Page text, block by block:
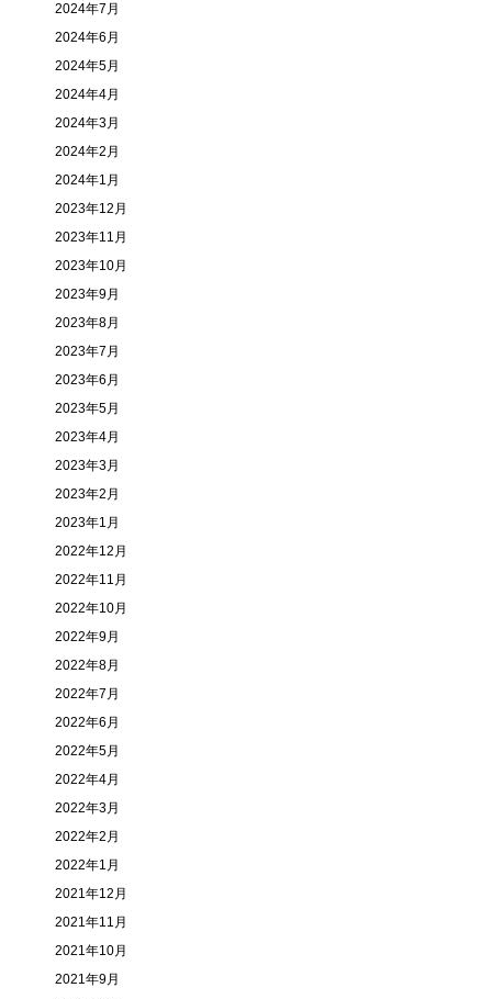
2024年7月
2024年6月
2024年5月
2024年4月
2024年3月
2024年2月
2024年1月
2023年12月
2023年11月
2023年10月
2023年9月
2023年8月
2023年7月
2023年6月
2023年5月
2023年4月
2023年3月
2023年2月
2023年1月
2022年12月
2022年11月
2022年10月
2022年9月
2022年8月
2022年7月
2022年6月
2022年5月
2022年4月
2022年3月
2022年2月
2022年1月
2021年12月
2021年11月
2021年10月
2021年9月